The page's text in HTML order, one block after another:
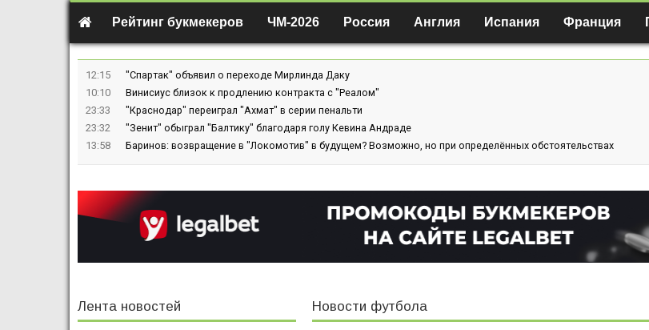
Рейтинг букмекеров ЧМ-2026 Россия Англия Испания Франция
12:15
"Спартак" объявил о переходе Мирлинда Даку
10:10
Винисиус близок к продлению контракта с "Реалом"
23:33
"Краснодар" переиграл "Ахмат" в серии пенальти
23:32
"Зенит" обыграл "Балтику" благодаря голу Кевина Андраде
13:58
Баринов: возвращение в "Локомотив" в будущем? Возможно, но при определённых обстоятельствах
Новости футбола
Лента новостей